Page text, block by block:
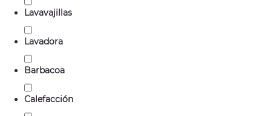
Lavavajillas
Lavadora
Barbacoa
Calefacción